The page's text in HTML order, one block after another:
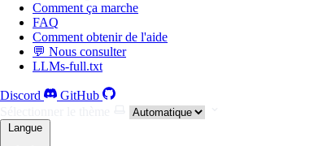
Comment ça marche
FAQ
Comment obtenir de l'aide
💬 Nous consulter
LLMs-full.txt
Discord
GitHub
Langue